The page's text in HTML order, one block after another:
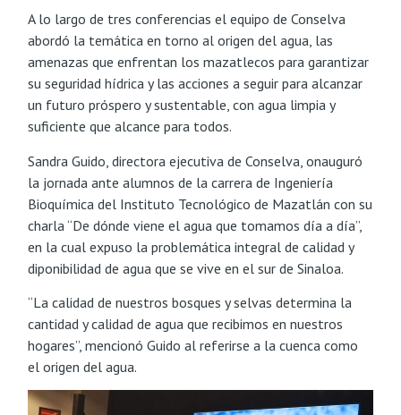
A lo largo de tres conferencias el equipo de Conselva
abordó la temática en torno al origen del agua, las
amenazas que enfrentan los mazatlecos para garantizar
su seguridad hídrica y las acciones a seguir para alcanzar
un futuro próspero y sustentable, con agua limpia y
suficiente que alcance para todos.
Sandra Guido, directora ejecutiva de Conselva, onauguró
la jornada ante alumnos de la carrera de Ingeniería
Bioquímica del Instituto Tecnológico de Mazatlán con su
charla “De dónde viene el agua que tomamos día a día”,
en la cual expuso la problemática integral de calidad y
diponibilidad de agua que se vive en el sur de Sinaloa.
“La calidad de nuestros bosques y selvas determina la
cantidad y calidad de agua que recibimos en nuestros
hogares”, mencionó Guido al referirse a la cuenca como
el origen del agua.